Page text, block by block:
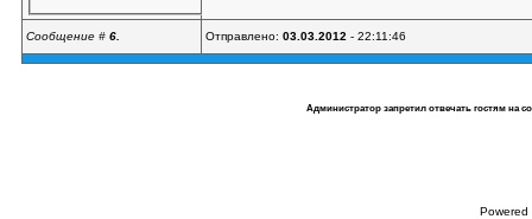
Сообщение # 6. Отправлено: 03.03.2012 - 22:11:46
Администратор запретил отвечать гостям на